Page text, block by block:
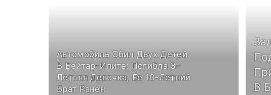
Автомобиль Сбил Двух Детей
В Бейтар-Илите: Погибла 3-
Летняя Девочка, Ее 10-Летний
Брат Ранен
В